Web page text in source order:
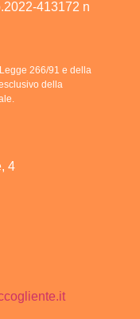
413172 n
266/91 e della
della
4